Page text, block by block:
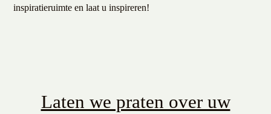
inspiratieruimte en laat u inspireren!
Laten we praten over uw